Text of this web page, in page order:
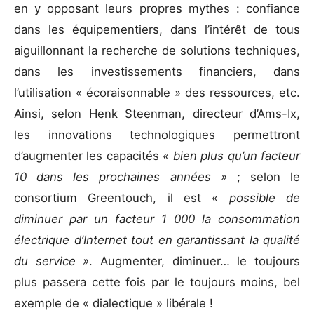
en y opposant leurs propres mythes : confiance
dans les équipementiers, dans l’intérêt de tous
aiguillonnant la recherche de solutions techniques,
dans les investissements financiers, dans
l’utilisation « écoraisonnable » des ressources, etc.
Ainsi, selon Henk Steenman, directeur d’Ams-Ix,
les innovations technologiques permettront
d’augmenter les capacités « bien plus qu’un facteur
10 dans les prochaines années » ; selon le
consortium Greentouch, il est « possible de
diminuer par un facteur 1 000 la consommation
électrique d’Internet tout en garantissant la qualité
du service ». Augmenter, diminuer… le toujours
plus passera cette fois par le toujours moins, bel
exemple de « dialectique » libérale !